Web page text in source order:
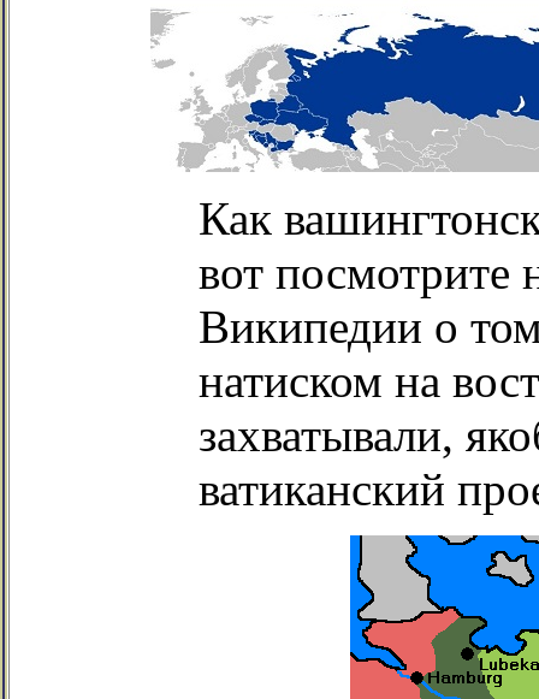
Как
вот посмотрите
Википедии о
натиском на
захватывали,
ватиканский